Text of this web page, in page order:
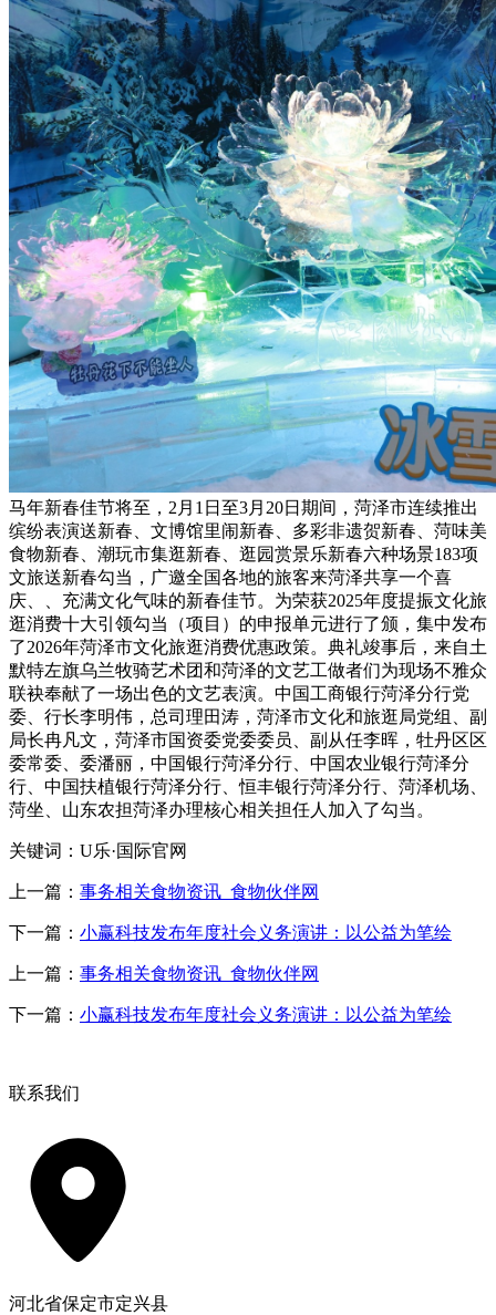
马年新春佳节将至，2月1日至3月20日期间，菏泽市连续推出
缤纷表演送新春、文博馆里闹新春、多彩非遗贺新春、菏味美
食物新春、潮玩市集逛新春、逛园赏景乐新春六种场景183项
文旅送新春勾当，广邀全国各地的旅客来菏泽共享一个喜
庆、、充满文化气味的新春佳节。为荣获2025年度提振文化旅
逛消费十大引领勾当（项目）的申报单元进行了颁，集中发布
了2026年菏泽市文化旅逛消费优惠政策。典礼竣事后，来自土
默特左旗乌兰牧骑艺术团和菏泽的文艺工做者们为现场不雅众
联袂奉献了一场出色的文艺表演。中国工商银行菏泽分行党
委、行长李明伟，总司理田涛，菏泽市文化和旅逛局党组、副
局长冉凡文，菏泽市国资委党委委员、副从任李晖，牡丹区区
委常委、委潘丽，中国银行菏泽分行、中国农业银行菏泽分
行、中国扶植银行菏泽分行、恒丰银行菏泽分行、菏泽机场、
菏坐、山东农担菏泽办理核心相关担任人加入了勾当。
关键词：U乐·国际官网
上一篇： 事务相关食物资讯_食物伙伴网
下一篇： 小赢科技发布年度社会义务演讲：以公益为笔绘
上一篇： 事务相关食物资讯_食物伙伴网
下一篇： 小赢科技发布年度社会义务演讲：以公益为笔绘
联系我们
河北省保定市定兴县